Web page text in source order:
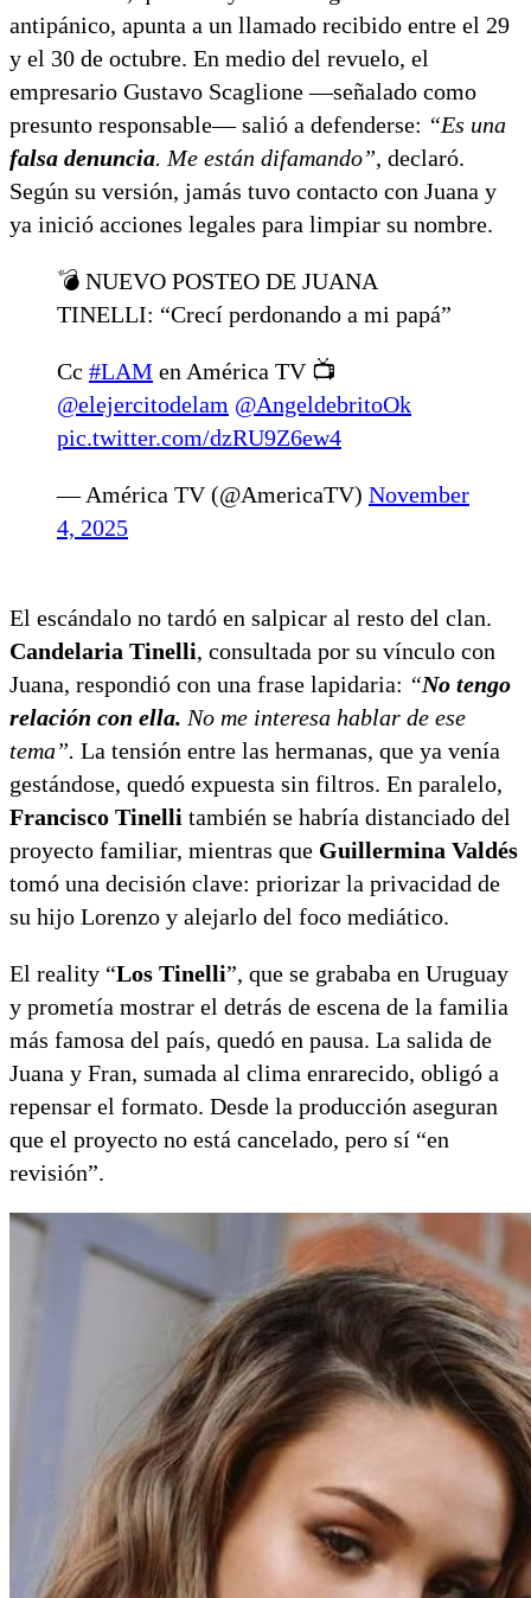
antipánico, apunta a un llamado recibido entre el 29
y el 30 de octubre. En medio del revuelo, el
empresario Gustavo Scaglione —señalado como
presunto responsable— salió a defenderse: “Es una
falsa denuncia. Me están difamando”, declaró.
Según su versión, jamás tuvo contacto con Juana y
ya inició acciones legales para limpiar su nombre.
💣 NUEVO POSTEO DE JUANA
TINELLI: “Crecí perdonando a mi papá”
Cc #LAM en América TV 📺
@elejercitodelam @AngeldebritoOk
pic.twitter.com/dzRU9Z6ew4
— América TV (@AmericaTV) November
4, 2025
El escándalo no tardó en salpicar al resto del clan.
Candelaria Tinelli, consultada por su vínculo con
Juana, respondió con una frase lapidaria: “No tengo
relación con ella. No me interesa hablar de ese
tema”. La tensión entre las hermanas, que ya venía
gestándose, quedó expuesta sin filtros. En paralelo,
Francisco Tinelli también se habría distanciado del
proyecto familiar, mientras que Guillermina Valdés
tomó una decisión clave: priorizar la privacidad de
su hijo Lorenzo y alejarlo del foco mediático.
El reality “Los Tinelli”, que se grababa en Uruguay
y prometía mostrar el detrás de escena de la familia
más famosa del país, quedó en pausa. La salida de
Juana y Fran, sumada al clima enrarecido, obligó a
repensar el formato. Desde la producción aseguran
que el proyecto no está cancelado, pero sí “en
revisión”.